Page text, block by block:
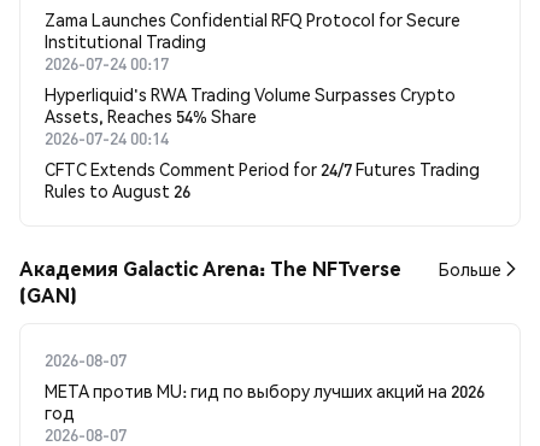
Zama Launches Confidential RFQ Protocol for Secure
Institutional Trading
2026-07-24 00:17
Hyperliquid's RWA Trading Volume Surpasses Crypto
Assets, Reaches 54% Share
2026-07-24 00:14
CFTC Extends Comment Period for 24/7 Futures Trading
Rules to August 26
Академия Galactic Arena: The NFTverse
(GAN)
Больше
2026-08-07
META против MU: гид по выбору лучших акций на 2026
год
2026-08-07